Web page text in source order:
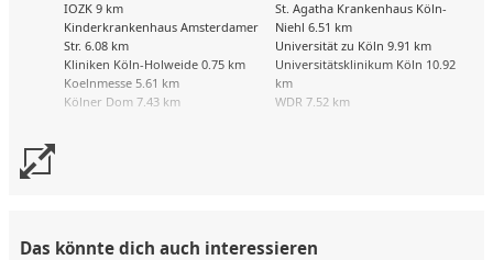
IOZK 9 km
Kinderkrankenhaus Amsterdamer
Str. 6.08 km
Kliniken Köln-Holweide 0.75 km
Koelnmesse 5.61 km
Kölner Dom 7.43 km
St. Agatha Krankenhaus Köln-
Niehl 6.51 km
Universität zu Köln 9.91 km
Universitätsklinikum Köln 10.92
km
WDR 7.52 km
Das könnte dich auch interessieren